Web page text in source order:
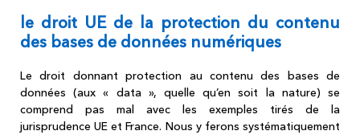
le droit UE de la protection du contenu
des bases de données numériques
Le droit donnant protection au contenu des bases de
données (aux « data », quelle qu’en soit la nature) se
comprend pas mal avec les exemples tirés de la
jurisprudence UE et France. Nous y ferons systématiquement